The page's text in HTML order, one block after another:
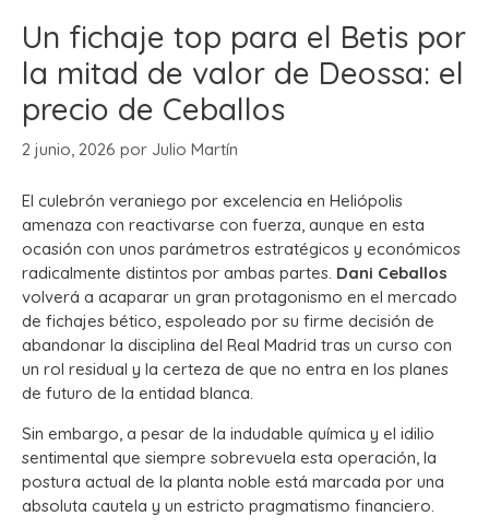
Un fichaje top para el Betis por
la mitad de valor de Deossa: el
precio de Ceballos
2 junio, 2026 por Julio Martín
El culebrón veraniego por excelencia en Heliópolis
amenaza con reactivarse con fuerza, aunque en esta
ocasión con unos parámetros estratégicos y económicos
radicalmente distintos por ambas partes. Dani Ceballos
volverá a acaparar un gran protagonismo en el mercado
de fichajes bético, espoleado por su firme decisión de
abandonar la disciplina del Real Madrid tras un curso con
un rol residual y la certeza de que no entra en los planes
de futuro de la entidad blanca.
Sin embargo, a pesar de la indudable química y el idilio
sentimental que siempre sobrevuela esta operación, la
postura actual de la planta noble está marcada por una
absoluta cautela y un estricto pragmatismo financiero.